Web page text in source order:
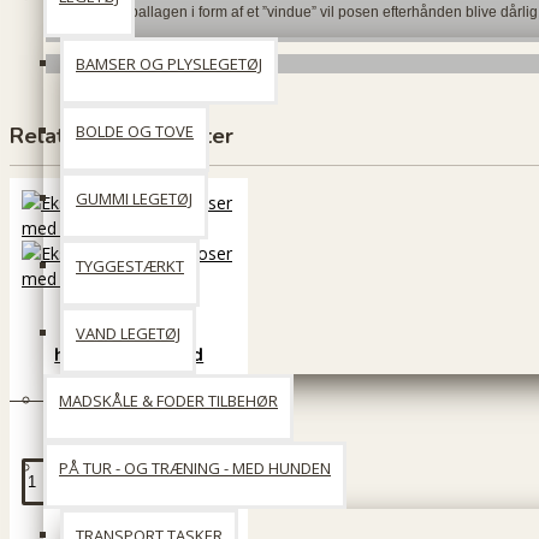
BAMSER OG PLYSLEGETØJ
BOLDE OG TOVE
GUMMI LEGETØJ
TYGGESTÆRKT
VAND LEGETØJ
MADSKÅLE & FODER TILBEHØR
PÅ TUR - OG TRÆNING - MED HUNDEN
man hul i emballagen i form af et ”vindue” vil posen efterhånden blive
Relaterede produkter
Ekstra tykke
hundeposer med